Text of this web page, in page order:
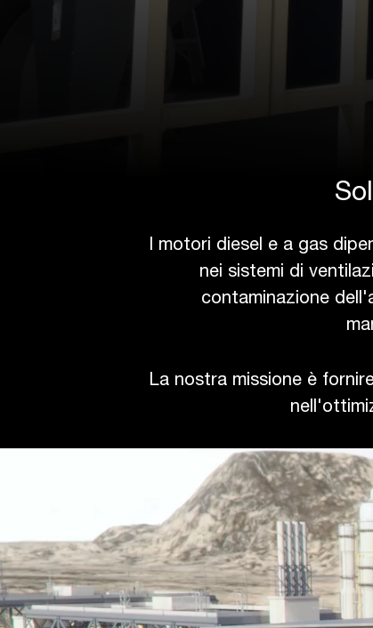
I motori diesel e a gas
nei sistemi di
contaminazione
La nostra missione è